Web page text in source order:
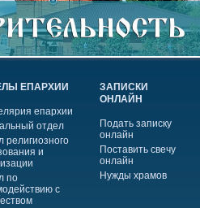
ЕПАРХИИ
епархии
отдел
религиозного
и
по
с
ЗАПИСКИ
ОНЛАЙН
Подать записку
онлайн
Поставить свечу
онлайн
Нужды храмов